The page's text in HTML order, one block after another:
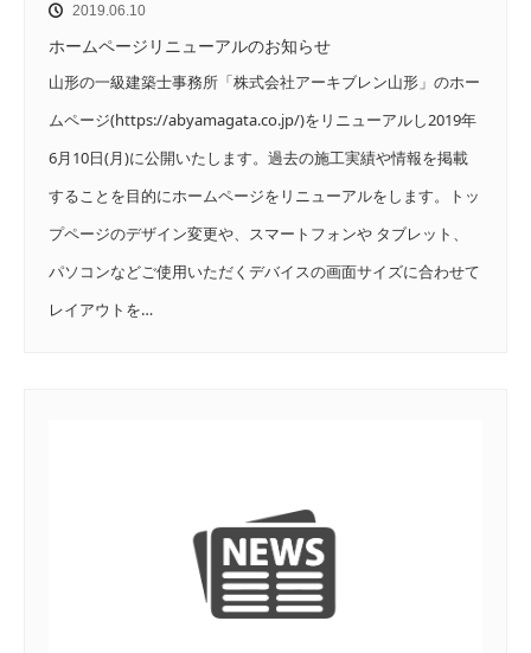
2019.06.10
ホームページリニューアルのお知らせ
山形の一級建築士事務所「株式会社アーキブレン山形」のホー
ムページ(https://abyamagata.co.jp/)をリニューアルし2019年
6月10日(月)に公開いたします。過去の施工実績や情報を掲載
することを目的にホームページをリニューアルをします。トッ
プページのデザイン変更や、スマートフォンや タブレット、
パソコンなどご使用いただくデバイスの画面サイズに合わせて
レイアウトを…